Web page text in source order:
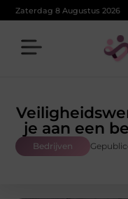
Zaterdag 8 Augustus 2026
je aan een
Bedrijven